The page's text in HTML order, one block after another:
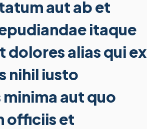
aut ab et
itaque
dolores alias qui ex
nihil iusto
aut quo
officiis et